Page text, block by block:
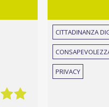
CITTADINANZA
PRIVACY